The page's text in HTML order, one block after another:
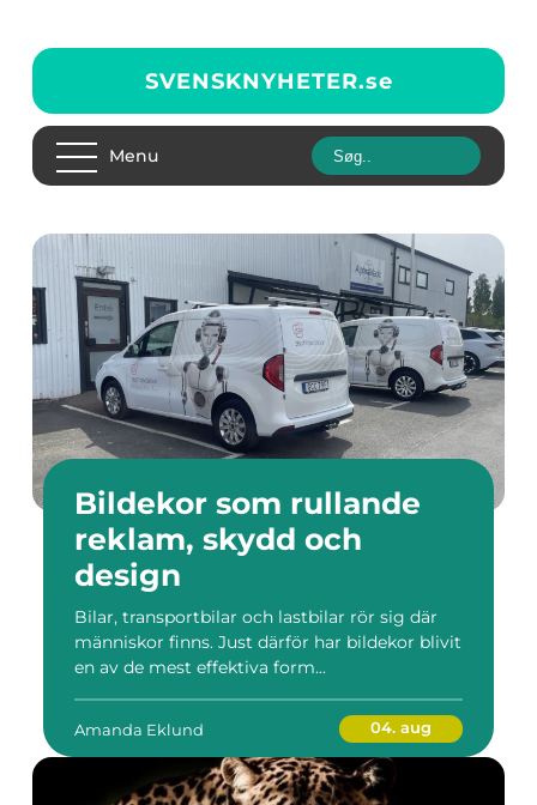
SVENSKNYHETER.se
Menu
Bildekor som rullande
reklam, skydd och
design
Bilar, transportbilar och lastbilar rör sig där
människor finns. Just därför har bildekor blivit
en av de mest effektiva form...
Amanda Eklund 04. aug